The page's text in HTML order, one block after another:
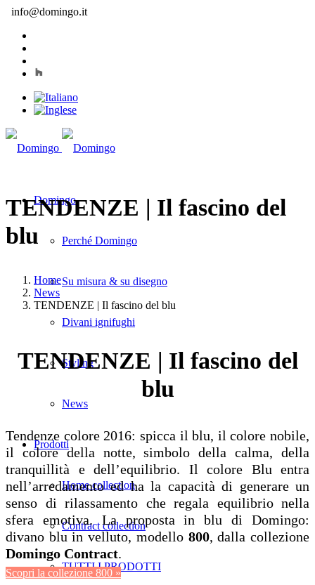
info@domingo.it
Domingo
Perché Domingo
Su misura & su disegno
Divani ignifughi
Styling
News
Prodotti
Home collection
Contract collection
TUTTI I PRODOTTI
TENDENZE | Il fascino del
blu
Home
News
TENDENZE | Il fascino del blu
TENDENZE | Il fascino del
blu
Tendenze colore 2016: spicca il blu, il colore nobile,
il colore della notte, simbolo della calma, della
tranquillità e dell’equilibrio. Il colore Blu entra
nell’arredamento ed ha la capacità di generare un
senso di rilassamento che regala equilibrio nella
sfera emotiva. La proposta in blu di Domingo:
divano blu in velluto, modello 800, dalla collezione
Domingo Contract.
Scopri la collezione 800 »